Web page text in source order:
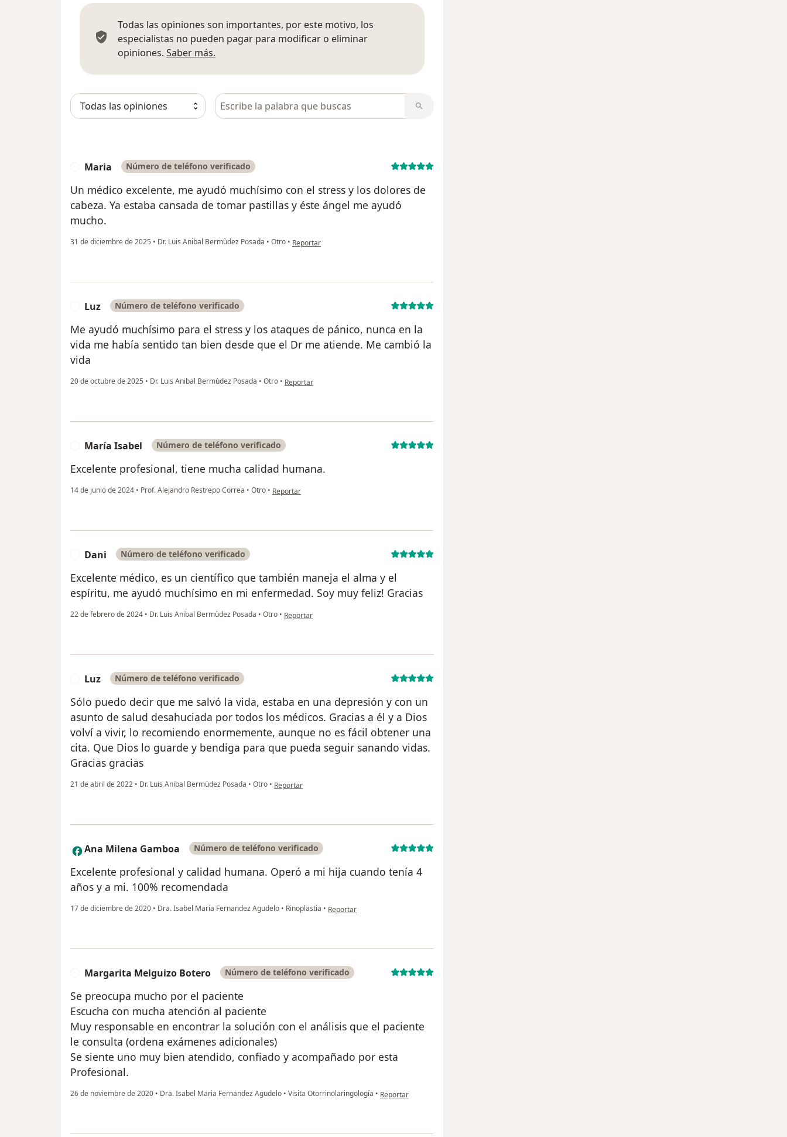
Todas las opiniones son importantes, por este motivo, los
especialistas no pueden pagar para modificar o eliminar
opiniones. Saber más.
Busca en opiniones
Maria Número de teléfono verificado
Un médico excelente, me ayudó muchísimo con el stress y los dolores de
cabeza. Ya estaba cansada de tomar pastillas y éste ángel me ayudó
mucho.
31 de diciembre de 2025 • Dr. Luis Anibal Bermùdez Posada • Otro • en opinión del usuario Maria
Reportar
Luz Número de teléfono verificado
Me ayudó muchísimo para el stress y los ataques de pánico, nunca en la
vida me había sentido tan bien desde que el Dr me atiende. Me cambió la
vida
20 de octubre de 2025 • Dr. Luis Anibal Bermùdez Posada • Otro • en opinión del usuario Luz
Reportar
María Isabel Número de teléfono verificado
Excelente profesional, tiene mucha calidad humana.
14 de junio de 2024 • Prof. Alejandro Restrepo Correa • Otro • en opinión del usuario María Isabel
Reportar
Dani Número de teléfono verificado
Excelente médico, es un científico que también maneja el alma y el
espíritu, me ayudó muchísimo en mi enfermedad. Soy muy feliz! Gracias
22 de febrero de 2024 • Dr. Luis Anibal Bermùdez Posada • Otro • en opinión del usuario Dani
Reportar
Luz Número de teléfono verificado
Sólo puedo decir que me salvó la vida, estaba en una depresión y con un
asunto de salud desahuciada por todos los médicos. Gracias a él y a Dios
volví a vivir, lo recomiendo enormemente, aunque no es fácil obtener una
cita. Que Dios lo guarde y bendiga para que pueda seguir sanando vidas.
Gracias gracias
21 de abril de 2022 • Dr. Luis Anibal Bermùdez Posada • Otro • en opinión del usuario Luz
Reportar
A Ana Milena Gamboa Número de teléfono verificado
Excelente profesional y calidad humana. Operó a mi hija cuando tenía 4
años y a mi. 100% recomendada
17 de diciembre de 2020 • Dra. Isabel Maria Fernandez Agudelo • Rinoplastia • en opinión del usuario Ana Milena Gamboa
Reportar
Margarita Melguizo Botero Número de teléfono verificado
Se preocupa mucho por el paciente
Escucha con mucha atención al paciente
Muy responsable en encontrar la solución con el análisis que el paciente
le consulta (ordena exámenes adicionales)
Se siente uno muy bien atendido, confiado y acompañado por esta
Profesional.
26 de noviembre de 2020 • Dra. Isabel Maria Fernandez Agudelo • Visita Otorrinolaringología • en opinión del usuario Margarita Melguizo Botero
Reportar